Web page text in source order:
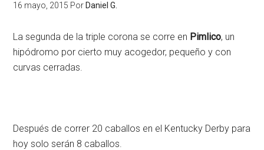
16 mayo, 2015 Por Daniel G.
La segunda de la triple corona se corre en Pimlico, un
hipódromo por cierto muy acogedor, pequeño y con
curvas cerradas.
Después de correr 20 caballos en el Kentucky Derby para
hoy solo serán 8 caballos.